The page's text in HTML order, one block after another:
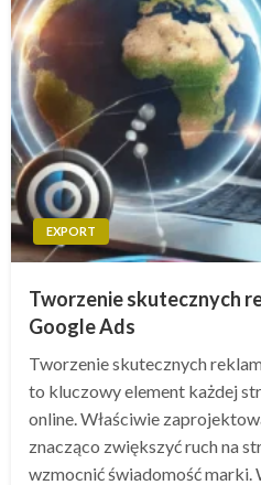
EXPORT
Tworzenie skutecznych
Google Ads
Tworzenie skutecznych
to kluczowy element każdej
online. Właściwie
znacząco zwiększyć ruch na
wzmocnić świadomość